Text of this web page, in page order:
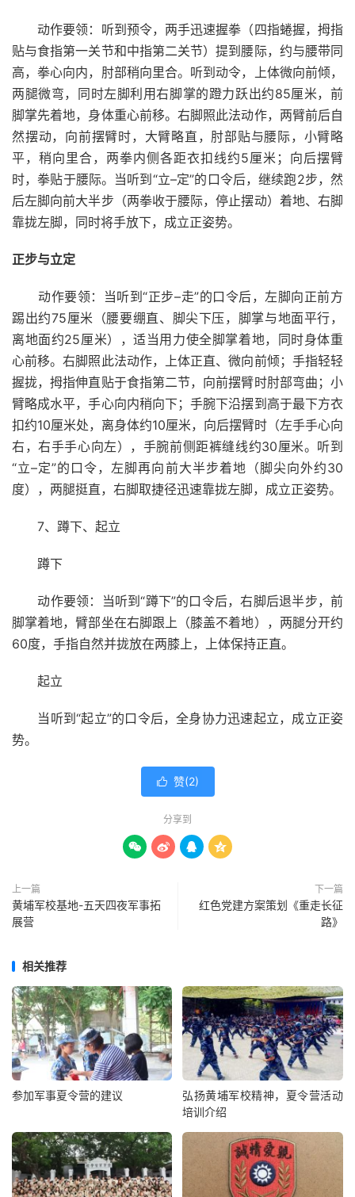
动作要领：听到预令，两手迅速握拳（四指蜷握，拇指
贴与食指第一关节和中指第二关节）提到腰际，约与腰带同
高，拳心向内，肘部稍向里合。听到动令，上体微向前倾，
两腿微弯，同时左脚利用右脚掌的蹬力跃出约85厘米，前
脚掌先着地，身体重心前移。右脚照此法动作，两臂前后自
然摆动，向前摆臂时，大臂略直，肘部贴与腰际，小臂略
平，稍向里合，两拳内侧各距衣扣线约5厘米；向后摆臂
时，拳贴于腰际。当听到“立–定”的口令后，继续跑2步，然
后左脚向前大半步（两拳收于腰际，停止摆动）着地、右脚
靠拢左脚，同时将手放下，成立正姿势。
正步与立定
动作要领：当听到“正步–走”的口令后，左脚向正前方
踢出约75厘米（腰要绷直、脚尖下压，脚掌与地面平行，
离地面约25厘米），适当用力使全脚掌着地，同时身体重
心前移。右脚照此法动作，上体正直、微向前倾；手指轻轻
握拢，拇指伸直贴于食指第二节，向前摆臂时肘部弯曲；小
臂略成水平，手心向内稍向下；手腕下沿摆到高于最下方衣
扣约10厘米处，离身体约10厘米，向后摆臂时（左手手心向
右，右手手心向左），手腕前侧距裤缝线约30厘米。听到
“立–定”的口令，左脚再向前大半步着地（脚尖向外约30
度），两腿挺直，右脚取捷径迅速靠拢左脚，成立正姿势。
7、蹲下、起立
蹲下
动作要领：当听到“蹲下”的口令后，右脚后退半步，前
脚掌着地，臂部坐在右脚跟上（膝盖不着地），两腿分开约
60度，手指自然并拢放在两膝上，上体保持正直。
起立
当听到“起立”的口令后，全身协力迅速起立，成立正姿
势。
 赞(2)
分享到
   
上一篇
黄埔军校基地-五天四夜军事拓
展营
下一篇
红色党建方案策划《重走长征
路》
相关推荐
参加军事夏令营的建议
弘扬黄埔军校精神，夏令营活动
培训介绍